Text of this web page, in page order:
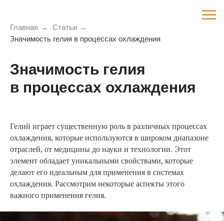
Главная → Статьи →
Значимость гелия в процессах охлаждения
Значимость гелия
в процессах охлаждения
Гелий играет существенную роль в различных процессах
охлаждения, которые используются в широком диапазоне
отраслей, от медицины до науки и технологии. Этот
элемент обладает уникальными свойствами, которые
делают его идеальным для применения в системах
охлаждения. Рассмотрим некоторые аспекты этого
важного применения гелия.